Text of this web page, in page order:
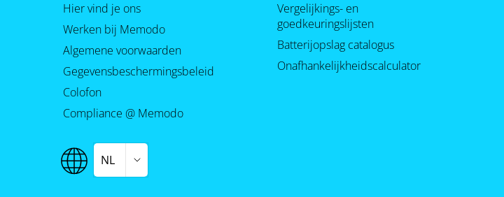
Hier vind je ons
Werken bij Memodo
Algemene voorwaarden
Gegevensbeschermingsbeleid
Colofon
Compliance @ Memodo
Vergelijkings- en
goedkeuringslijsten
Batterijopslag catalogus
Onafhankelijkheidscalculator
NL